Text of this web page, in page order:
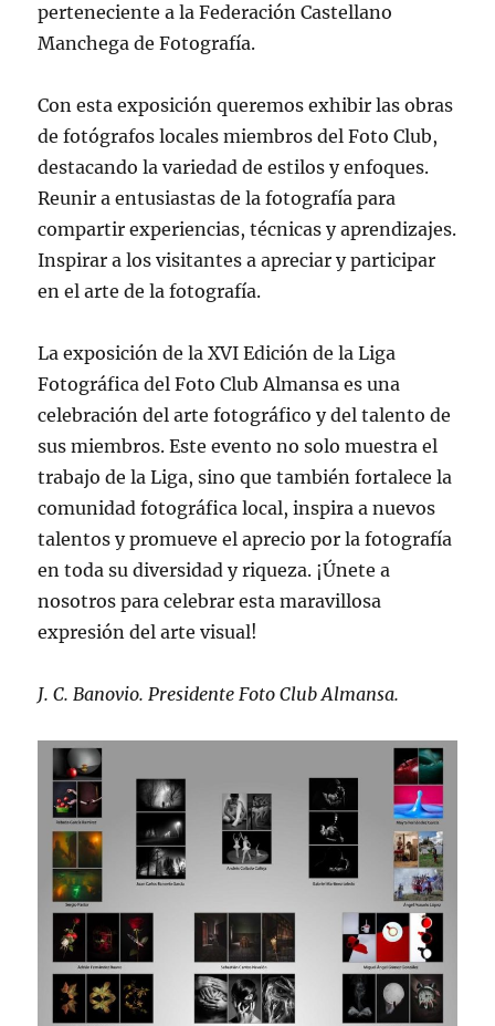
perteneciente a la Federación Castellano
Manchega de Fotografía.
Con esta exposición queremos exhibir las obras
de fotógrafos locales miembros del Foto Club,
destacando la variedad de estilos y enfoques.
Reunir a entusiastas de la fotografía para
compartir experiencias, técnicas y aprendizajes.
Inspirar a los visitantes a apreciar y participar
en el arte de la fotografía.
La exposición de la XVI Edición de la Liga
Fotográfica del Foto Club Almansa es una
celebración del arte fotográfico y del talento de
sus miembros. Este evento no solo muestra el
trabajo de la Liga, sino que también fortalece la
comunidad fotográfica local, inspira a nuevos
talentos y promueve el aprecio por la fotografía
en toda su diversidad y riqueza. ¡Únete a
nosotros para celebrar esta maravillosa
expresión del arte visual!
J. C. Banovio. Presidente Foto Club Almansa.